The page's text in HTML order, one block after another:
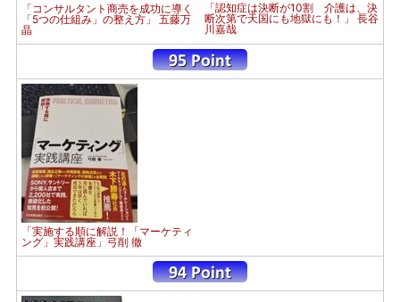
「コンサルタント商売を成功に導く
「5つの仕組み」の整え方」 五藤万
晶
「認知症は決断が10割 介護は、決
断次第で天国にも地獄にも！」 長谷
川嘉哉
「実施する順に解説！「マーケティ
ング」実践講座」弓削 徹